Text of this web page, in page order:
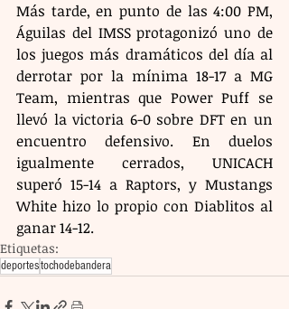
Más tarde, en punto de las 4:00 PM,
Águilas del IMSS protagonizó uno de
los juegos más dramáticos del día al
derrotar por la mínima 18-17 a MG
Team, mientras que Power Puff se
llevó la victoria 6-0 sobre DFT en un
encuentro defensivo. En duelos
igualmente cerrados, UNICACH
superó 15-14 a Raptors, y Mustangs
White hizo lo propio con Diablitos al
ganar 14-12.
Etiquetas:
deportestochodebandera